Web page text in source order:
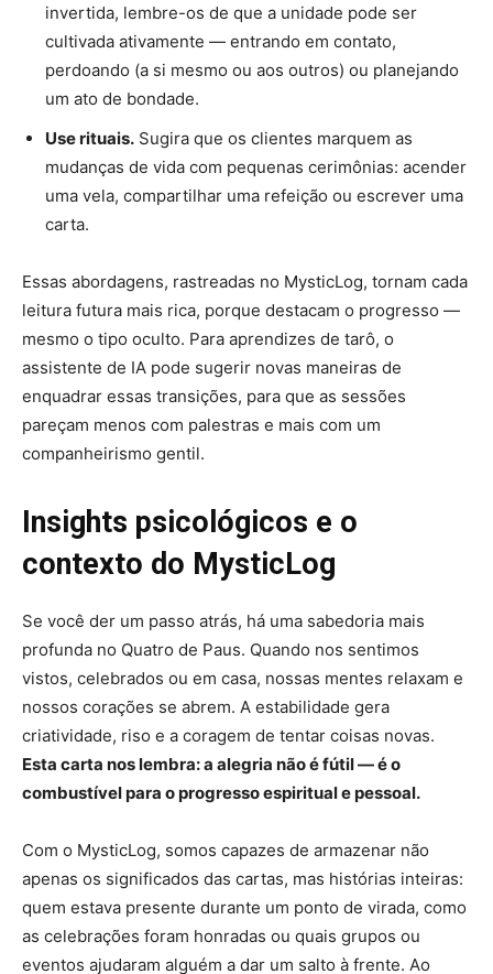
invertida, lembre-os de que a unidade pode ser
cultivada ativamente — entrando em contato,
perdoando (a si mesmo ou aos outros) ou planejando
um ato de bondade.
Use rituais. Sugira que os clientes marquem as
mudanças de vida com pequenas cerimônias: acender
uma vela, compartilhar uma refeição ou escrever uma
carta.
Essas abordagens, rastreadas no MysticLog, tornam cada
leitura futura mais rica, porque destacam o progresso —
mesmo o tipo oculto. Para aprendizes de tarô, o
assistente de IA pode sugerir novas maneiras de
enquadrar essas transições, para que as sessões
pareçam menos com palestras e mais com um
companheirismo gentil.
Insights psicológicos e o
contexto do MysticLog
Se você der um passo atrás, há uma sabedoria mais
profunda no Quatro de Paus. Quando nos sentimos
vistos, celebrados ou em casa, nossas mentes relaxam e
nossos corações se abrem. A estabilidade gera
criatividade, riso e a coragem de tentar coisas novas.
Esta carta nos lembra: a alegria não é fútil — é o
combustível para o progresso espiritual e pessoal.
Com o MysticLog, somos capazes de armazenar não
apenas os significados das cartas, mas histórias inteiras:
quem estava presente durante um ponto de virada, como
as celebrações foram honradas ou quais grupos ou
eventos ajudaram alguém a dar um salto à frente. Ao